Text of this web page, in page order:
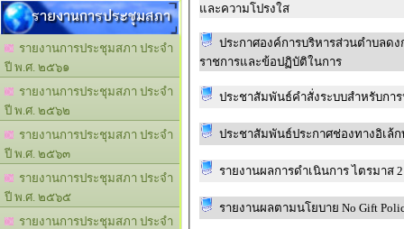
รายงานการประชุมสภา
รายงานการประชุมสภา ประจำ
ปี พ.ศ. ๒๕๖๑
รายงานการประชุมสภา ประจำ
ปี พ.ศ. ๒๕๖๒
รายงานการประชุมสภา ประจำ
ปี พ.ศ. ๒๕๖๓
รายงานการประชุมสภา ประจำ
ปี พ.ศ. ๒๕๖๕
รายงานการประชุมสภา ประจำ
และความโปรงใส
ประกาศองค์การบริหารส่วนตำบลด
ราชการและข้อปฏิบัติในการ
ประชาสัมพันธ์คำสั่งระบบสำหรับกา
ประชาสัมพันธ์ประกาศช่องทางอิเล้
รายงานผลการดำเนินการ ไตรมาส 2
รายงานผลตามนโยบาย No Gift